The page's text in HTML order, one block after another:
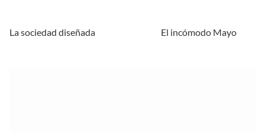
La sociedad diseñada El incómodo Mayo